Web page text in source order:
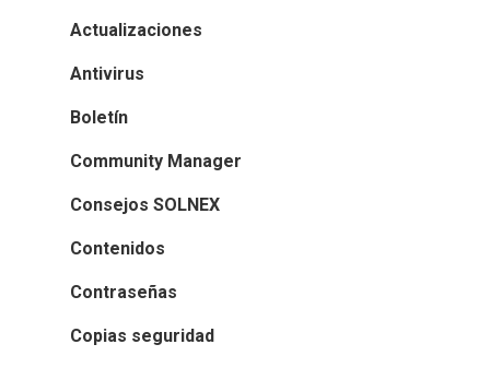
Actualizaciones
Antivirus
Boletín
Community Manager
Consejos SOLNEX
Contenidos
Contraseñas
Copias seguridad